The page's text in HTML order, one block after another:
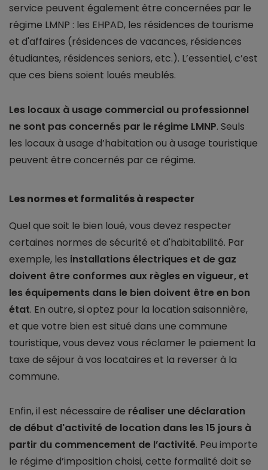
service peuvent également être concernées par le
régime LMNP : les EHPAD, les résidences de tourisme
et d'affaires (résidences de vacances, résidences
étudiantes, résidences seniors, etc.). L’essentiel, c’est
que ces biens soient loués meublés.
Les locaux à usage commercial ou professionnel
ne sont pas concernés par le régime LMNP. Seuls
les locaux à usage d’habitation ou à usage touristique
peuvent être concernés par ce régime.
Les normes et formalités à respecter
Quel que soit le bien loué, vous devez respecter
certaines normes de sécurité et d'habitabilité. Par
exemple, les installations électriques et de gaz
doivent être conformes aux règles en vigueur, et
les équipements dans le bien doivent être en bon
état. En outre, si optez pour la location saisonnière,
et que votre bien est situé dans une commune
touristique, vous devez vous réclamer le paiement la
taxe de séjour à vos locataires et la reverser à la
commune.
Enfin, il est nécessaire de réaliser une déclaration
de début d'activité de location dans les 15 jours à
partir du commencement de l’activité. Peu importe
le régime d’imposition choisi, cette formalité doit se